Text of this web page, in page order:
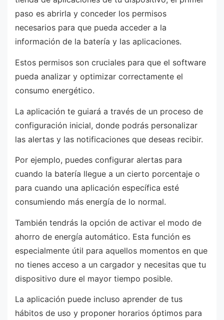
paso es abrirla y conceder los permisos
necesarios para que pueda acceder a la
información de la batería y las aplicaciones.
Estos permisos son cruciales para que el software
pueda analizar y optimizar correctamente el
consumo energético.
La aplicación te guiará a través de un proceso de
configuración inicial, donde podrás personalizar
las alertas y las notificaciones que deseas recibir.
Por ejemplo, puedes configurar alertas para
cuando la batería llegue a un cierto porcentaje o
para cuando una aplicación específica esté
consumiendo más energía de lo normal.
También tendrás la opción de activar el modo de
ahorro de energía automático. Esta función es
especialmente útil para aquellos momentos en que
no tienes acceso a un cargador y necesitas que tu
dispositivo dure el mayor tiempo posible.
La aplicación puede incluso aprender de tus
hábitos de uso y proponer horarios óptimos para